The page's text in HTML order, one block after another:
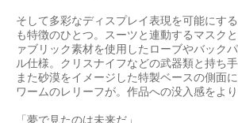
そして多彩なディスプレイ表現を可能にす
も特徴のひとつ。スーツと連動するマスク
ァブリック素材を使用したローブやバック
ル仕様。クリスナイフなどの武器類と持ち
また砂漠をイメージした特製ベースの側面
ワームのレリーフが。作品への没入感をより
「夢で見たのは未来だ」